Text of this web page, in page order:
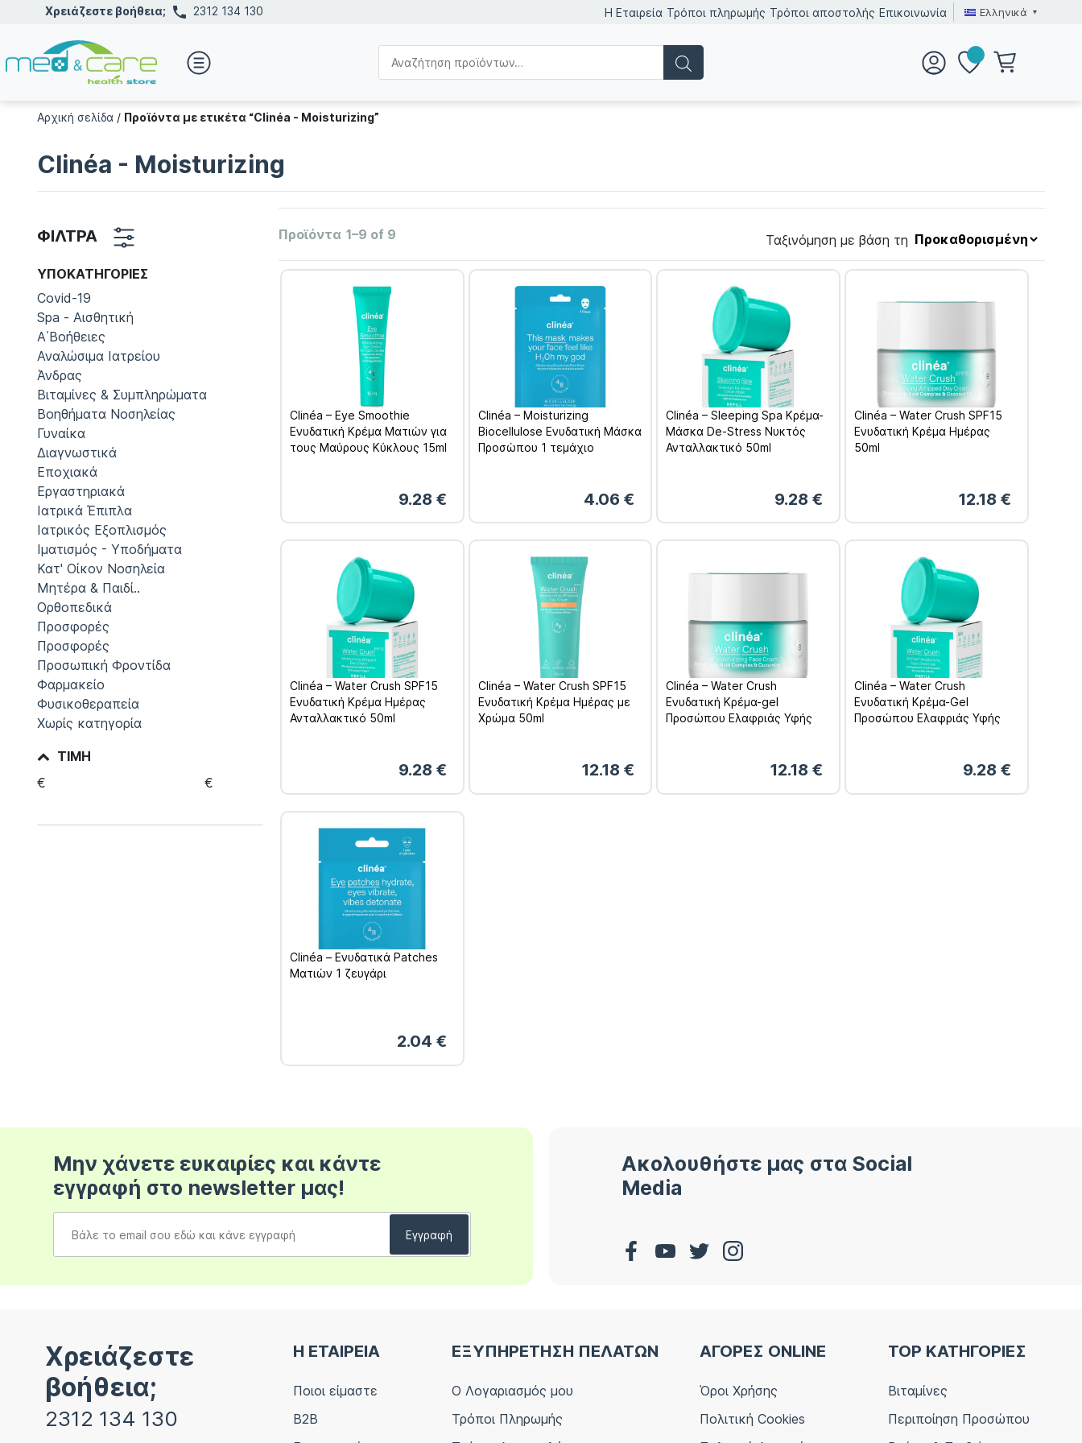
Χρειάζεστε βοήθεια; 2312 134 130 Η Εταιρεία Τρόποι πληρωμής Τρόποι αποστολής Επικοινωνία Ελληνικά
Αρχική σελίδα/ Προϊόντα με ετικέτα “Clinéa - Moisturizing”
Clinéa - Moisturizing
ΦΙΛΤΡΑ
ΥΠΟΚΑΤΗΓΟΡΊΕΣ
Covid-19
Spa - Αισθητική
Α΄Βοήθειες
Αναλώσιμα Ιατρείου
Άνδρας
Βιταμίνες & Συμπληρώματα
Βοηθήματα Νοσηλείας
Γυναίκα
Διαγνωστικά
Εποχιακά
Εργαστηριακά
Ιατρικά Έπιπλα
Ιατρικός Εξοπλισμός
Ιματισμός - Υποδήματα
Κατ' Οίκον Νοσηλεία
Μητέρα & Παιδί..
Ορθοπεδικά
Προσφορές
Προσφορές
Προσωπική Φροντίδα
Φαρμακείο
Φυσικοθεραπεία
Χωρίς κατηγορία
ΤΙΜΉ
€
€
Προϊόντα 1–9 of 9 Ταξινόμηση με βάση τη
Clinéa – Eye Smoothie
Ενυδατική Κρέμα Ματιών για
τους Μαύρους Κύκλους 15ml
9.28 €
Clinéa – Moisturizing
Biocellulose Ενυδατική Μάσκα
Προσώπου 1 τεμάχιο
4.06€
Clinéa – Sleeping Spa Κρέμα-
Μάσκα De-Stress Nυκτός
Ανταλλακτικό 50ml
9.28€
Clinéa – Water Crush SPF15
Ενυδατική Κρέμα Ημέρας
50ml
12.18 €
Clinéa – Water Crush SPF15
Ενυδατική Κρέμα Ημέρας
Ανταλλακτικό 50ml
9.28 €
Clinéa – Water Crush SPF15
Ενυδατική Κρέμα Ημέρας με
Χρώμα 50ml
12.18€
Clinéa – Water Crush
Ενυδατική Κρέμα-gel
Προσώπου Ελαφριάς Υφής
12.18€
Clinéa – Water Crush
Ενυδατική Κρέμα-Gel
Προσώπου Ελαφριάς Υφής
9.28 €
Clinéa – Ενυδατικά Patches
Ματιών 1 ζευγάρι
2.04 €
Μην χάνετε ευκαιρίες και κάντε
εγγραφή στο newsletter μας!
Ακολουθήστε μας στα Social
Media
Χρειάζεστε
βοήθεια;
2312 134 130
Η ΕΤΑΙΡΕΙΑ
Ποιοι είμαστε
B2B
ΕΞΥΠΗΡΕΤΗΣΗ ΠΕΛΑΤΩΝ
Ο Λογαριασμός μου
Τρόποι Πληρωμής
ΑΓΟΡΕΣ ONLINE
Όροι Χρήσης
Πολιτική Cookies
TOP ΚΑΤΗΓΟΡΙΕΣ
Βιταμίνες
Περιποίηση Προσώπου